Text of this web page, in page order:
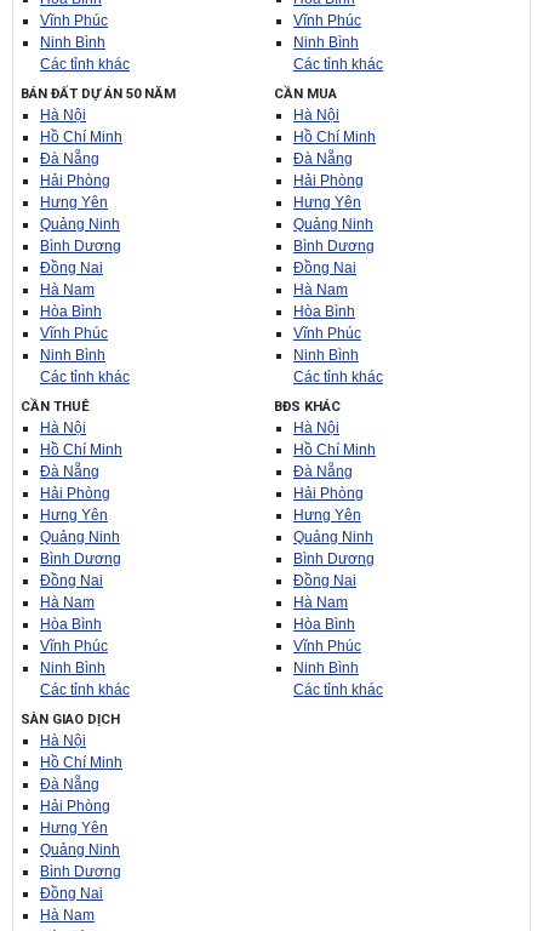
Vĩnh Phúc
Ninh Bình
Các tỉnh khác
Vĩnh Phúc
Ninh Bình
Các tỉnh khác
BÁN ĐẤT DỰ ÁN 50 NĂM
Hà Nội
Hồ Chí Minh
Đà Nẵng
Hải Phòng
Hưng Yên
Quảng Ninh
Bình Dương
Đồng Nai
Hà Nam
Hòa Bình
Vĩnh Phúc
Ninh Bình
Các tỉnh khác
CẦN MUA
Hà Nội
Hồ Chí Minh
Đà Nẵng
Hải Phòng
Hưng Yên
Quảng Ninh
Bình Dương
Đồng Nai
Hà Nam
Hòa Bình
Vĩnh Phúc
Ninh Bình
Các tỉnh khác
CẦN THUÊ
Hà Nội
Hồ Chí Minh
Đà Nẵng
Hải Phòng
Hưng Yên
Quảng Ninh
Bình Dương
Đồng Nai
Hà Nam
Hòa Bình
Vĩnh Phúc
Ninh Bình
Các tỉnh khác
BĐS KHÁC
Hà Nội
Hồ Chí Minh
Đà Nẵng
Hải Phòng
Hưng Yên
Quảng Ninh
Bình Dương
Đồng Nai
Hà Nam
Hòa Bình
Vĩnh Phúc
Ninh Bình
Các tỉnh khác
SÀN GIAO DỊCH
Hà Nội
Hồ Chí Minh
Đà Nẵng
Hải Phòng
Hưng Yên
Quảng Ninh
Bình Dương
Đồng Nai
Hà Nam